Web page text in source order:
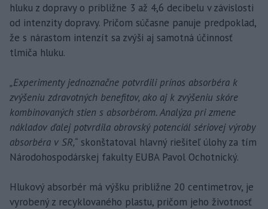
hluku z dopravy o približne 3 až 4,6 decibelu v závislosti
od intenzity dopravy. Pričom súčasne panuje predpoklad,
že s nárastom intenzít sa zvýši aj samotná účinnosť
tlmiča hluku.
„Experimenty jednoznačne potvrdili prínos absorbéra k
zvýšeniu zdravotných benefitov, ako aj k zvýšeniu skóre
kombinovaných stien s absorbérom. Analýza pri zmene
nákladov ďalej potvrdila obrovský potenciál sériovej výroby
absorbéra v SR,“ skonštatoval hlavný riešiteľ úlohy za tím
Národohospodárskej fakulty EUBA Pavol Ochotnický.
Hlukový absorbér má výšku približne 20 centimetrov, je
vyrobený z recyklovaného plastu, pričom jeho životnosť